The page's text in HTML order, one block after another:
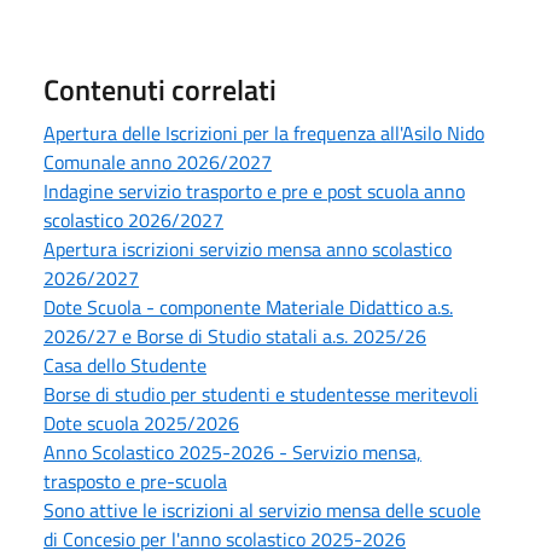
Contenuti correlati
Apertura delle Iscrizioni per la frequenza all'Asilo Nido
Comunale anno 2026/2027
Indagine servizio trasporto e pre e post scuola anno
scolastico 2026/2027
Apertura iscrizioni servizio mensa anno scolastico
2026/2027
Dote Scuola - componente Materiale Didattico a.s.
2026/27 e Borse di Studio statali a.s. 2025/26
Casa dello Studente
Borse di studio per studenti e studentesse meritevoli
Dote scuola 2025/2026
Anno Scolastico 2025-2026 - Servizio mensa,
trasposto e pre-scuola
Sono attive le iscrizioni al servizio mensa delle scuole
di Concesio per l'anno scolastico 2025-2026